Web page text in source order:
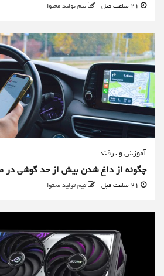
تیم تولید محتوا
آموزش و ترفند
چگونه از داغ شدن بیش از حد گوشی در
تیم تولید محتوا